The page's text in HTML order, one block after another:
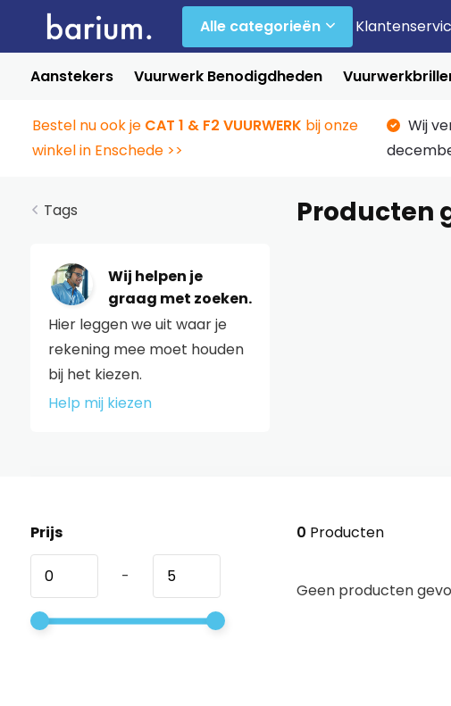
Alle categorieën
Aanstekers Vuurwerk Benodigdheden
Bestel nu ook je CAT 1 & F2 VUURWERK bij onze
winkel in Enschede >>
Wij
Tags
Wij helpen je
graag met zoeken.
Hier leggen we uit waar je
rekening mee moet houden
bij het kiezen.
Help mij kiezen
Producten
Prijs
-
0 Producten
Geen producten